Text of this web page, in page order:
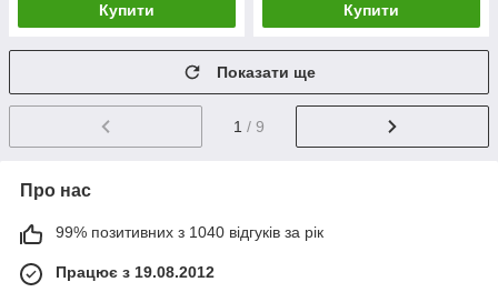
Купити Купити
Показати ще
1 / 9
Про нас
99% позитивних з 1040 відгуків за рік
Працює з 19.08.2012